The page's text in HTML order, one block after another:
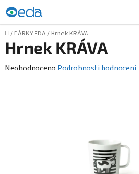
Přejít
na
obsah
Domů
/DÁRKY EDA/Hrnek KRÁVA
Hrnek KRÁVA
Průměrné
Neohodnoceno Podrobnosti hodnocení